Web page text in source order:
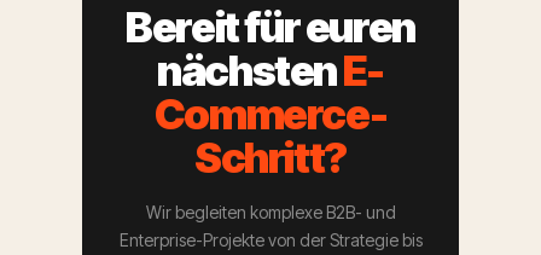
Bereit für euren
nächstenE-
Commerce-
Schritt?
Wir begleiten komplexe B2B- und
Enterprise-Projekte von der Strategie bis